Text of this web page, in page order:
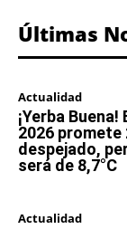
Últimas
Actualidad
¡Yerba
2026 promete
despejado,
será de 8,7°C
Actualidad